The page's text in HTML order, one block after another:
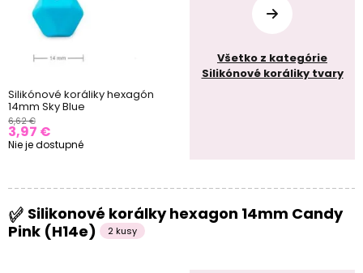
Silikónové koráliky hexagón
14mm Sky Blue
6,62 €
3,97 €
Nie je dostupné
Všetko z kategórie
Silikónové koráliky tvary
Silikonové korálky hexagon 14mm Candy
Pink (H14e)
2 kusy